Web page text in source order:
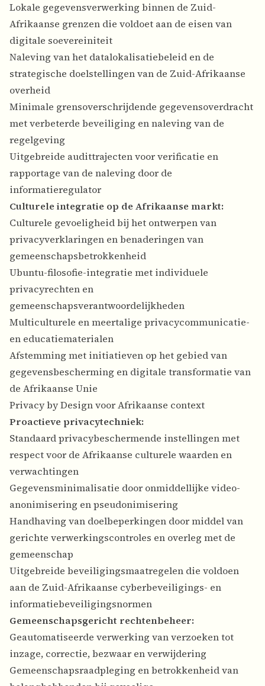
Lokale gegevensverwerking binnen de Zuid-
Afrikaanse grenzen die voldoet aan de eisen van
digitale soevereiniteit
Naleving van het datalokalisatiebeleid en de
strategische doelstellingen van de Zuid-Afrikaanse
overheid
Minimale grensoverschrijdende gegevensoverdracht
met verbeterde beveiliging en naleving van de
regelgeving
Uitgebreide audittrajecten voor verificatie en
rapportage van de naleving door de
informatieregulator
Culturele integratie op de Afrikaanse markt:
Culturele gevoeligheid bij het ontwerpen van
privacyverklaringen en benaderingen van
gemeenschapsbetrokkenheid
Ubuntu-filosofie-integratie met individuele
privacyrechten en
gemeenschapsverantwoordelijkheden
Multiculturele en meertalige privacycommunicatie-
en educatiematerialen
Afstemming met initiatieven op het gebied van
gegevensbescherming en digitale transformatie van
de Afrikaanse Unie
Privacy by Design voor Afrikaanse context
Proactieve privacytechniek:
Standaard privacybeschermende instellingen met
respect voor de Afrikaanse culturele waarden en
verwachtingen
Gegevensminimalisatie door onmiddellijke video-
anonimisering en pseudonimisering
Handhaving van doelbeperkingen door middel van
gerichte verwerkingscontroles en overleg met de
gemeenschap
Uitgebreide beveiligingsmaatregelen die voldoen
aan de Zuid-Afrikaanse cyberbeveiligings- en
informatiebeveiligingsnormen
Gemeenschapsgericht rechtenbeheer:
Geautomatiseerde verwerking van verzoeken tot
inzage, correctie, bezwaar en verwijdering
Gemeenschapsraadpleging en betrokkenheid van